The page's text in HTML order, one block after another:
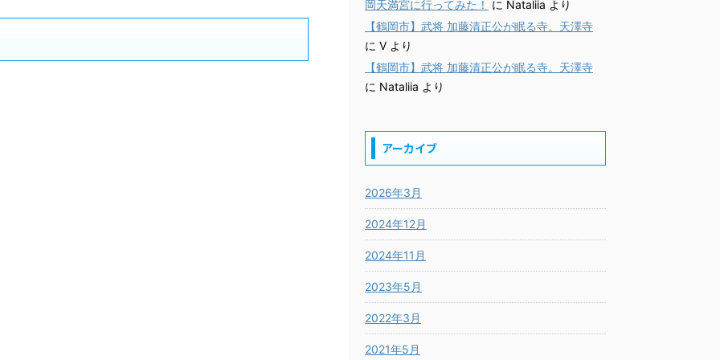
岡天満宮に行ってみた！ に Nataliia より
【鶴岡市】武将 加藤清正公が眠る寺。天澤寺
に V より
【鶴岡市】武将 加藤清正公が眠る寺。天澤寺
に Nataliia より
アーカイブ
2026年3月
2024年12月
2024年11月
2023年5月
2022年3月
2021年5月